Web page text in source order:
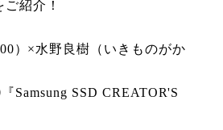
紹介！
）×水野良樹（いきものがか
Samsung SSD CREATOR'S